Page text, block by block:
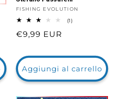
Fornitore:
FISHING EVOLUTION
(1)1
Prezzo
listino
€9,99 EUR
Aggiungi al carrello